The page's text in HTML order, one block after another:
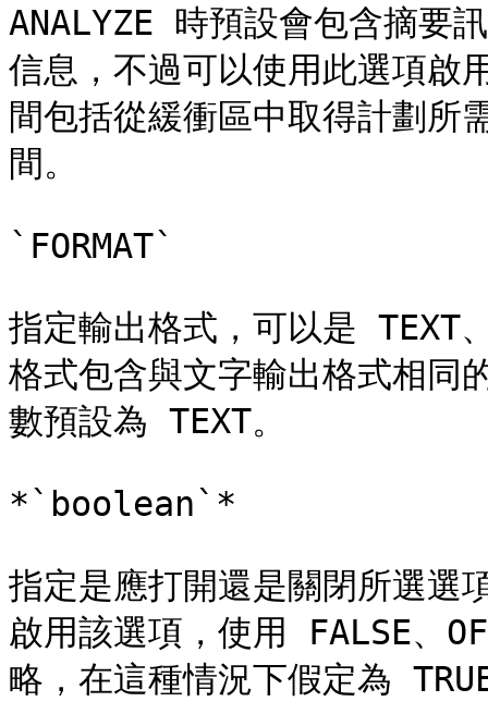
ANALYZE 時預設會包含摘要
信息，不過可以使用此選項啟
間包括從緩衝區中取得計劃所
間。
`FORMAT`
指定輸出格式，可以是 TEXT
格式包含與文字輸出格式相同
數預設為 TEXT。
*`boolean`*
指定是應打開還是關閉所選
啟用該選項，使用 FALSE、
略，在這種情況下假定為